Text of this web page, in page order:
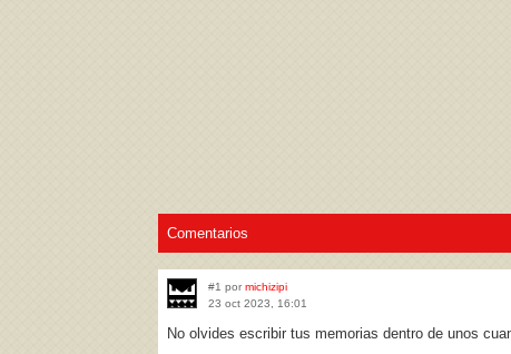
Comentarios
#1 por michizipi
23 oct 2023, 16:01
No olvides escribir tus memorias dentro de unos